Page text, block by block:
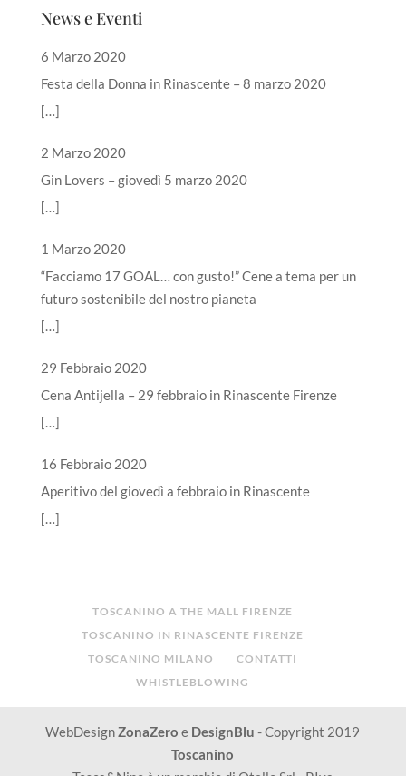
News e Eventi
6 Marzo 2020
Festa della Donna in Rinascente – 8 marzo 2020
[…]
2 Marzo 2020
Gin Lovers – giovedì 5 marzo 2020
[…]
1 Marzo 2020
“Facciamo 17 GOAL… con gusto!” Cene a tema per un
futuro sostenibile del nostro pianeta
[…]
29 Febbraio 2020
Cena Antijella – 29 febbraio in Rinascente Firenze
[…]
16 Febbraio 2020
Aperitivo del giovedì a febbraio in Rinascente
[…]
TOSCANINO A THE MALL FIRENZE
TOSCANINO IN RINASCENTE FIRENZE
TOSCANINO MILANO
CONTATTI
WHISTLEBLOWING
WebDesignZonaZero e DesignBlu - Copyright 2019
Toscanino